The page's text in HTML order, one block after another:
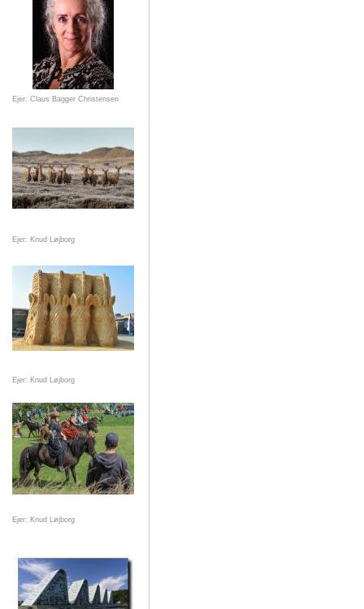
Ejer: Claus Bagger Christensen
Ejer: Knud Løjborg
Ejer: Knud Løjborg
Ejer: Knud Løjborg